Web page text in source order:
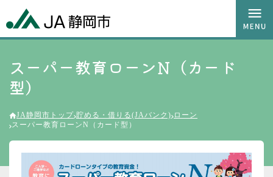
スーパー教育ローンN（カード
型）
JA静岡市トップ 貯める・借りる(JAバンク) ローン
スーパー教育ローンN（カード型）